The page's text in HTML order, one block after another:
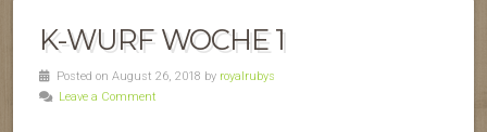
K-WURF WOCHE 1
Posted on August 26, 2018 by royalrubys
Leave a Comment